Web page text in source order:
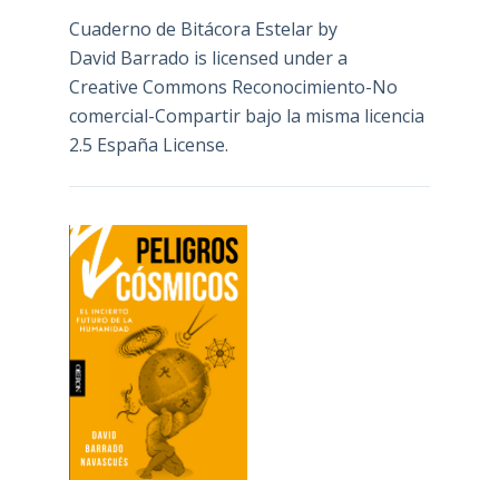
Cuaderno de Bitácora Estelarby
David Barrado is licensed under a
Creative Commons Reconocimiento-No
comercial-Compartir bajo la misma licencia
2.5 España License.